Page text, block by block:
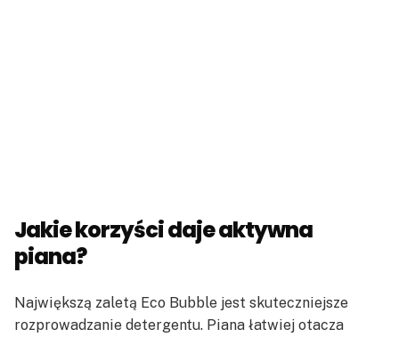
Jakie korzyści daje aktywna
piana?
Największą zaletą Eco Bubble jest skuteczniejsze
rozprowadzanie detergentu. Piana łatwiej otacza